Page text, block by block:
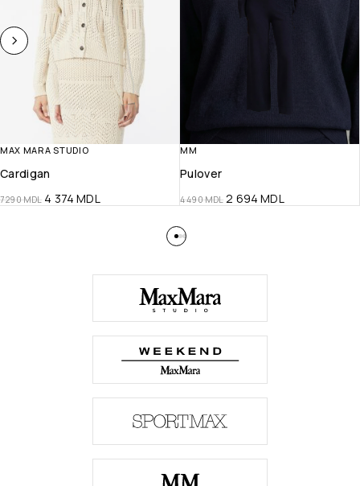
MAX MARA STUDIO
Cardigan
7 290MDL 4 374MDL
MM
Pulover
4 490MDL 2 694MDL